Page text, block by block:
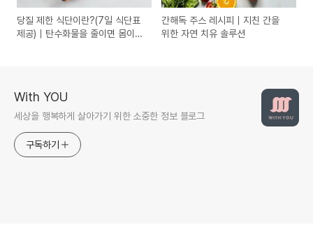
당질 제한 식단이란?(7일 식단표
제공)｜탄수화물을 줄이면 몸이
간해독 주스 레시피｜지친 간을
위한 자연 치유 솔루션
With YOU
세상을 행복하게 살아가기 위한 소중한 정보 블로그
구독하기